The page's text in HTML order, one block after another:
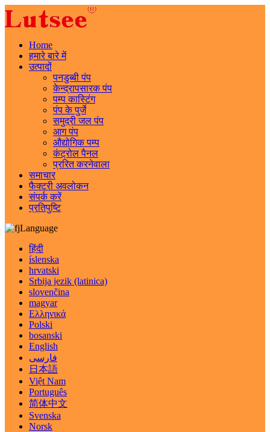
Home
हमारे बारे में
उत्पादों
पनडुब्बी पंप
केन्द्रापसारक पंप
पम्प कास्टिंग
पंप के पुर्जे
समुद्री जल पंप
आग पंप
औद्योगिक पम्प
कंट्रोल पैनल
प्ररित करनेवाला
समाचार
फैक्टरी अवलोकन
संपर्क करें
प्रतिपुष्टि
Language
हिंदी
íslenska
hrvatski
Srbija jezik (latinica)
slovenčina
magyar
Ελληνικά
Polski
bosanski
English
فارسی
日本語
Việt Nam
Português
简体中文
Svenska
Norsk